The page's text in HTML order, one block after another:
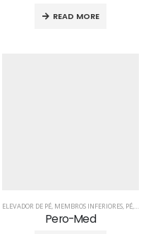
READ MORE
,PÉ,PRODUTOS ORTOPÉDICOS
ELEVADOR DE PÉ MEMBROS INFERIORES PÉ
Pero-Med